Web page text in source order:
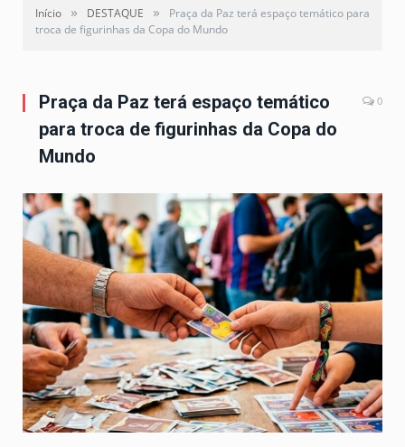
Início » DESTAQUE »
Praça da Paz terá espaço temático para
troca de figurinhas da Copa do Mundo
Praça da Paz terá espaço temático
para troca de figurinhas da Copa do
Mundo
0